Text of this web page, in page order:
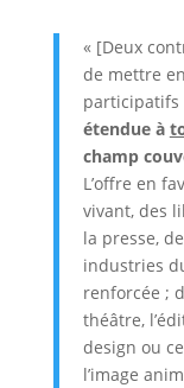
« [Deux
de mettre
participatifs
étendue à
champ
L’offre en
vivant, des
la presse,
industries
renforcée ;
théâtre,
design ou
l’image